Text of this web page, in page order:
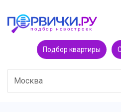
Подбор квартиры
Москва